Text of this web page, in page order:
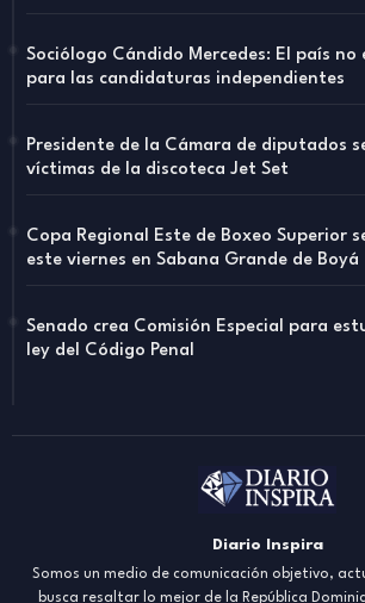
Sociólogo Cándido Mercedes: El país
para las candidaturas independientes
Presidente de la Cámara de diputados
víctimas de la discoteca Jet Set
Copa Regional Este de Boxeo Superior
este viernes en Sabana Grande de Boyá
Senado crea Comisión Especial para
ley del Código Penal
Diario Inspira
Somos un medio de comunicación objetivo,
busca resaltar lo mejor de la República